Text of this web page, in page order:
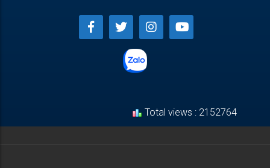
Total views : 2152764